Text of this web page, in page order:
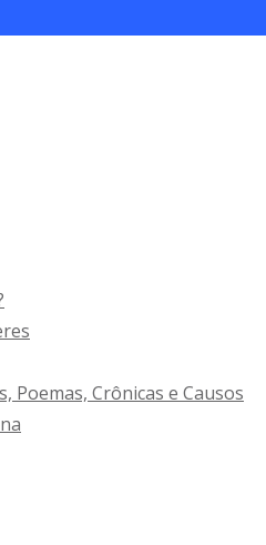
Poemas, Crônicas e Causos